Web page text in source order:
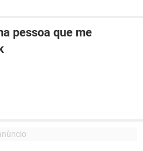
pessoa que me